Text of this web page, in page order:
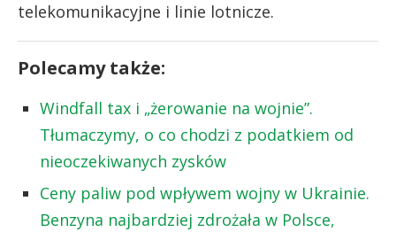
telekomunikacyjne i linie lotnicze.
Polecamy także:
Windfall tax i „żerowanie na wojnie”.
Tłumaczymy, o co chodzi z podatkiem od
nieoczekiwanych zysków
Ceny paliw pod wpływem wojny w Ukrainie.
Benzyna najbardziej zdrożała w Polsce,